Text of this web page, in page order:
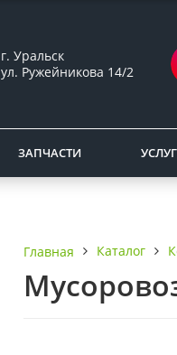
г. Уральск
ул. Ружейникова 14/2
ЗАПЧАСТИ
Главная Каталог